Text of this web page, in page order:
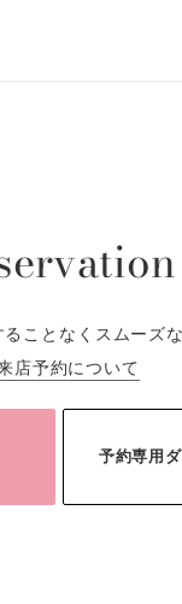
ことなくスムーズ
店予約について
予約専用